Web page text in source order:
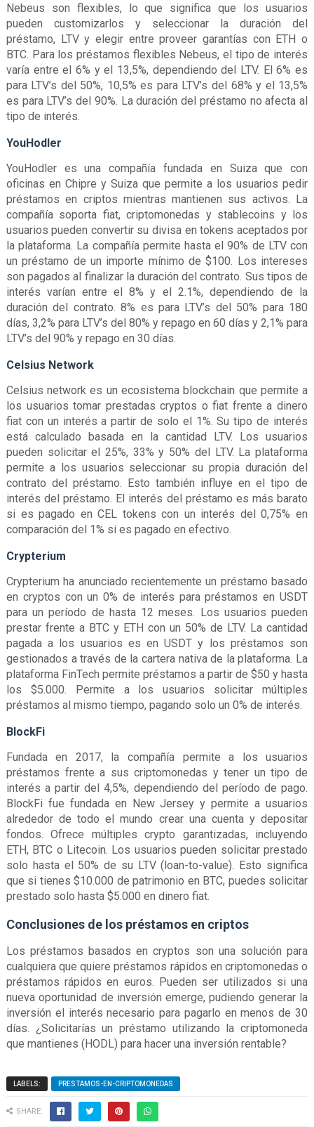
Nebeus son flexibles, lo que significa que los usuarios
pueden customizarlos y seleccionar la duración del
préstamo, LTV y elegir entre proveer garantías con ETH o
BTC. Para los préstamos flexibles Nebeus, el tipo de interés
varía entre el 6% y el 13,5%, dependiendo del LTV. El 6% es
para LTV’s del 50%, 10,5% es para LTV’s del 68% y el 13,5%
es para LTV’s del 90%. La duración del préstamo no afecta al
tipo de interés.
YouHodler
YouHodler es una compañía fundada en Suiza que con
oficinas en Chipre y Suiza que permite a los usuarios pedir
préstamos en criptos mientras mantienen sus activos. La
compañía soporta fiat, criptomonedas y stablecoins y los
usuarios pueden convertir su divisa en tokens aceptados por
la plataforma. La compañía permite hasta el 90% de LTV con
un préstamo de un importe mínimo de $100. Los intereses
son pagados al finalizar la duración del contrato. Sus tipos de
interés varían entre el 8% y el 2.1%, dependiendo de la
duración del contrato. 8% es para LTV’s del 50% para 180
días, 3,2% para LTV’s del 80% y repago en 60 días y 2,1% para
LTV’s del 90% y repago en 30 días.
Celsius Network
Celsius network es un ecosistema blockchain que permite a
los usuarios tomar prestadas cryptos o fiat frente a dinero
fiat con un interés a partir de solo el 1%. Su tipo de interés
está calculado basada en la cantidad LTV. Los usuarios
pueden solicitar el 25%, 33% y 50% del LTV. La plataforma
permite a los usuarios seleccionar su propia duración del
contrato del préstamo. Esto también influye en el tipo de
interés del préstamo. El interés del préstamo es más barato
si es pagado en CEL tokens con un interés del 0,75% en
comparación del 1% si es pagado en efectivo.
Crypterium
Crypterium ha anunciado recientemente un préstamo basado
en cryptos con un 0% de interés para préstamos en USDT
para un período de hasta 12 meses. Los usuarios pueden
prestar frente a BTC y ETH con un 50% de LTV. La cantidad
pagada a los usuarios es en USDT y los préstamos son
gestionados a través de la cartera nativa de la plataforma. La
plataforma FinTech permite préstamos a partir de $50 y hasta
los $5.000. Permite a los usuarios solicitar múltiples
préstamos al mismo tiempo, pagando solo un 0% de interés.
BlockFi
Fundada en 2017, la compañía permite a los usuarios
préstamos frente a sus criptomonedas y tener un tipo de
interés a partir del 4,5%, dependiendo del período de pago.
BlockFi fue fundada en New Jersey y permite a usuarios
alrededor de todo el mundo crear una cuenta y depositar
fondos. Ofrece múltiples crypto garantizadas, incluyendo
ETH, BTC o Litecoin. Los usuarios pueden solicitar prestado
solo hasta el 50% de su LTV (loan-to-value). Esto significa
que si tienes $10.000 de patrimonio en BTC, puedes solicitar
prestado solo hasta $5.000 en dinero fiat.
Conclusiones de los préstamos en criptos
Los préstamos basados en cryptos son una solución para
cualquiera que quiere préstamos rápidos en criptomonedas o
préstamos rápidos en euros. Pueden ser utilizados si una
nueva oportunidad de inversión emerge, pudiendo generar la
inversión el interés necesario para pagarlo en menos de 30
días. ¿Solicitarías un préstamo utilizando la criptomoneda
que mantienes (HODL) para hacer una inversión rentable?
LABELS: PRESTAMOS-EN-CRIPTOMONEDAS
SHARE: